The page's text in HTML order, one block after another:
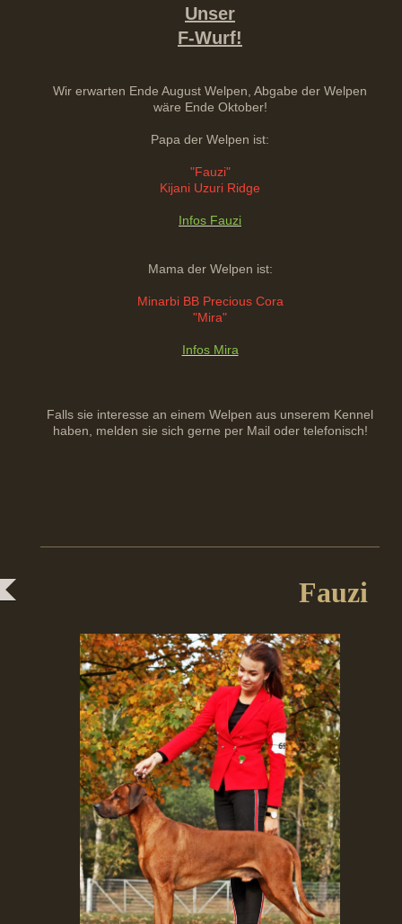
Unser
F-Wurf!
Wir erwarten Ende August Welpen, Abgabe der Welpen
wäre Ende Oktober!
Papa der Welpen ist:
"Fauzi"
Kijani Uzuri Ridge
Infos Fauzi
Mama der Welpen ist:
Minarbi BB Precious Cora
"Mira"
Infos Mira
Falls sie interesse an einem Welpen aus unserem Kennel
haben, melden sie sich gerne per Mail oder telefonisch!
Fauzi